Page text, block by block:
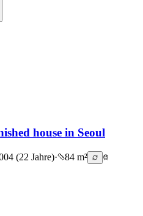
house in Seoul
(22 Jahre)·
84 m²